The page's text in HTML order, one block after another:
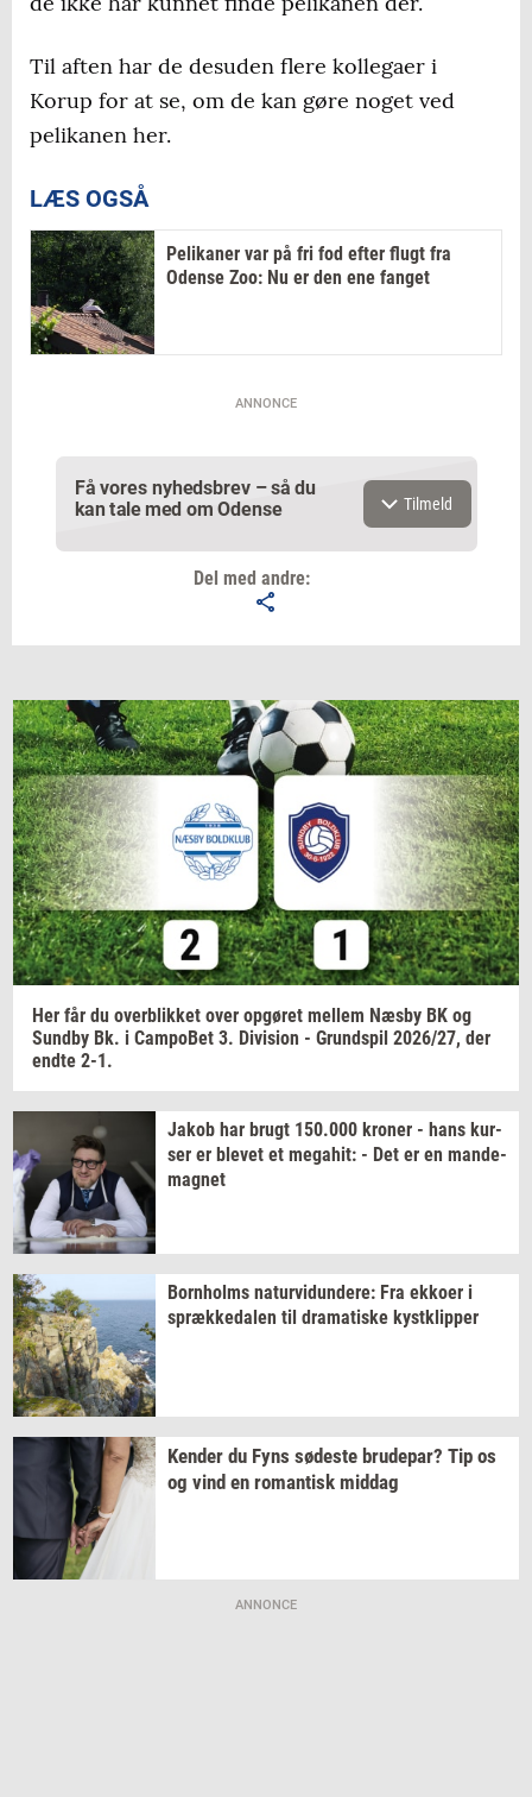
Til aften har de desuden flere kollegaer i
Korup for at se, om de kan gøre noget ved
pelikanen her.
LÆS OGSÅ
Pelikaner var på fri fod efter flugt fra
Odense Zoo: Nu er den ene fanget
ANNONCE
Få vores nyhedsbrev – så du
kan tale med om Odense
Navn
Jeg vil gerne modtage et nyhedsoverblik, samt
relevante tilbud og brugerfordele på mail. Det er altid
muligt at afmelde.
Privatlivspolitik.
Tilmeld
Del med andre:
Her får du over­blik­ket over op­gø­ret mel­lem Næsby BK og
Sund­by Bk. i Cam­po­Bet 3. Di­vi­sion - Grund­spil 2026/27, der
endte 2-1.
Jakob har brugt 150.000 kro­ner - hans kur­
ser er ble­vet et me­ga­hit: - Det er en mande-​
magnet
Born­holms na­tur­vi­dun­de­re: Fra ek­ko­er i
spræk­ke­da­len til dra­ma­ti­ske kyst­klip­per
Ken­der du Fyns sø­de­ste bru­de­par? Tip os
og vind en ro­man­tisk mid­dag
ANNONCE